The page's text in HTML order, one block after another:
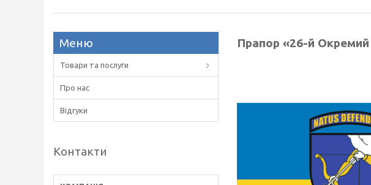
Прапор «26-й
Товари та послуги
Про нас
Відгуки
Контакти